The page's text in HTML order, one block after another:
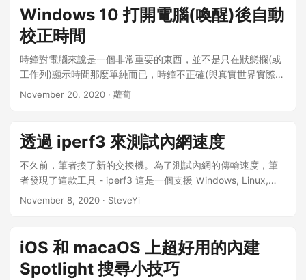
一個物件Object）的步驟 這次選擇建立 Organisation 完成
後，我們點擊Submit 我們需要更改的內容有 “org-name”: 填寫
自己的真實英文姓名(護照上的) “address”: 地址 “e-mail”: 電子
建立的mnter...
(LAN) 這樣也可以解決一些連線問題，比如筆者常常連線回到
家中的電腦 但因為公網 IP 只有幾個，當機器太多時，就需要設
定內網穿透 但筆者架設了內網之後，在外面只需要連入VPN，
在其他網路區域，就可以存取所有網路設備了（這也類似於一
般企業的遠端存取） 情境及架構 那麼，我們一樣需要有一個主
伺服器當網關。不過，我們不使用 NAT TO NAT，而是讓
Private 可以直接互連。 我們的情境是這樣： A 辦公室 路由器
10.121.211.254/24 設定 VPN Tunnel 及靜態路由 首先，由於
主。 所以先不講到路由協議。如果你有興趣的話，也可以參考
我寫的 透過 BGP 組建不同網段互通。 我們需要有一個主路由
器，並透過它來連接 A, B, C 辦公室的路由器 所以會變成下面
Windows 10 打開電腦(喚醒)後自動
校正時間
時鐘對電腦來說是一個非常重要的東西，並不是只在狀態欄(或
工作列)顯示時間那麼單純而已，時鐘不正確(與真實世界實際時
間偏差太多)的話，可能會造成電腦發生一些奇怪的現象，例如:
間錯誤造成的憑證問題導致無法正常瀏覽網頁 各種程式的登入
逾時，iTunes就是其中之一 講到這裡，大家應該都想到了系統
內建的自動校正時間功能 系統的校正功能，筆者從來沒看過它
自動幫我更正時間，每次都是去按[立即更新]才幫我更正時間
(它不會是每次喚醒電腦就對時，據說要好幾天才會更正一次)
偏偏筆者的雙A牌PC(筆記型電腦)和以前使用的PC桌機(CMOS
眠、關機、當機)，時鐘就會停止計算時間，每次開電腦都是看
到上次關掉電腦的日期(或是被重設)，打開後還要手動調整實在
很麻煩，因此研究了時鐘的自動校正功能，每逢開機就校正一
November 20, 2020 · 蘿蔔
透過 iperf3 來測試內網速度
不久前，筆者換了新的交換機。為了測試內網的傳輸速度，筆
者發現了這款工具 - iperf3 這是一個支援 Ｗindows, Linux,
macOS 的測試程式，主要是透過指令來操作 筆者也常常用來
就選擇 Windows, macOS 則選擇 macos, Linux亦同…) 會下載
一個 .zip 的檔案，將其解壓縮 並打開命令控制字元（macOS
及 Linux 則是 Terminal 也可以透過 SSH 進行操作），輸入 cd
November 8, 2020 · SteveYi
iOS 和 macaOS 上超好用的內建
Spotlight 搜尋小技巧